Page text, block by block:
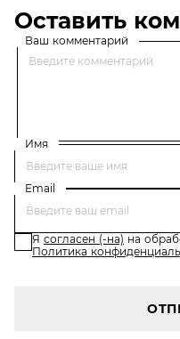
Оставить
Ваш комментарий
Имя
Email
Я согласен (-на) на
Политика